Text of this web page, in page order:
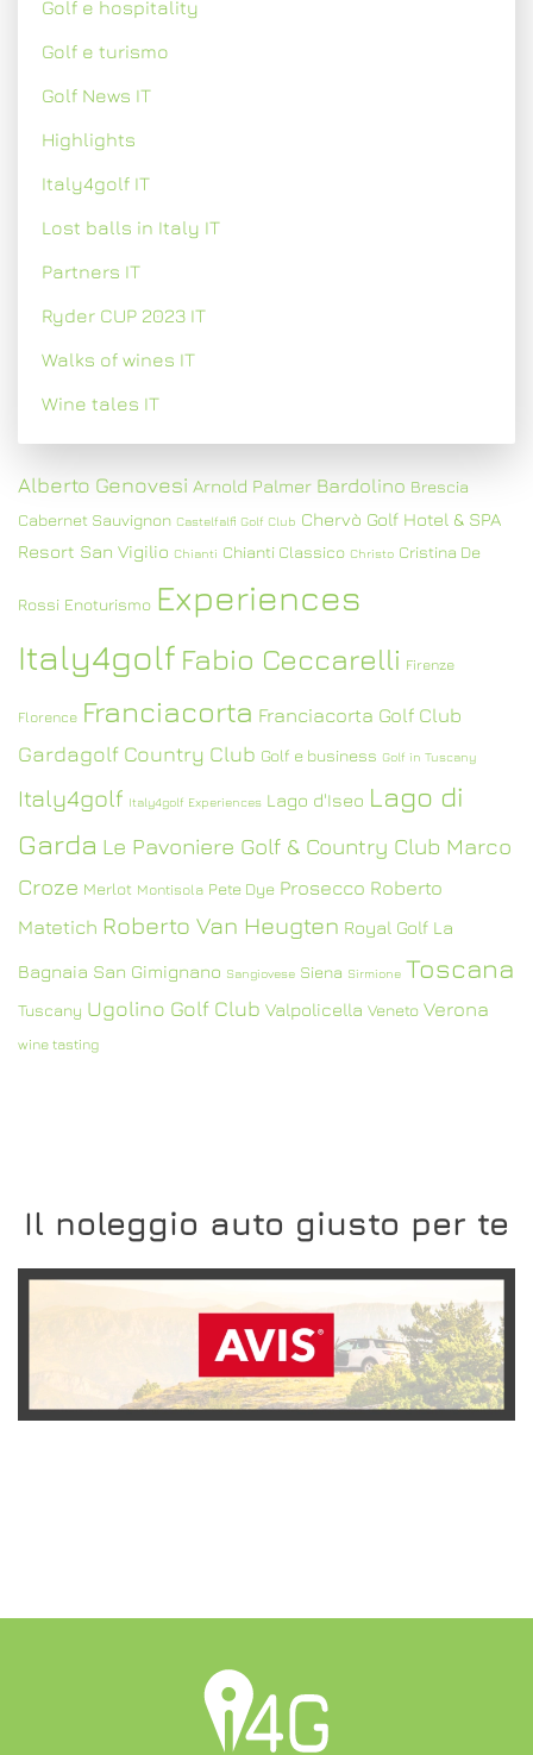
Golf e hospitality
Golf e turismo
Golf News IT
Highlights
Italy4golf IT
Lost balls in Italy IT
Partners IT
Ryder CUP 2023 IT
Walks of wines IT
Wine tales IT
Alberto Genovesi Arnold Palmer Bardolino Brescia
Cabernet Sauvignon Castelfalfi Golf Club Chervò Golf Hotel & SPA
Resort San Vigilio Chianti Chianti Classico Christo Cristina De
Rossi Enoturismo Experiences
Italy4golf Fabio Ceccarelli Firenze
Florence Franciacorta Franciacorta Golf Club
Gardagolf Country Club Golf e business Golf in Tuscany
Italy4golf Italy4golf Experiences Lago d'Iseo Lago di
Garda Le Pavoniere Golf & Country Club Marco
Croze Merlot Montisola Pete Dye Prosecco Roberto
Matetich Roberto Van Heugten Royal Golf La
Bagnaia San Gimignano Sangiovese Siena Sirmione Toscana
Tuscany Ugolino Golf Club Valpolicella Veneto Verona
wine tasting
Il noleggio auto giusto per te
SCOPRI L'OFFERTA